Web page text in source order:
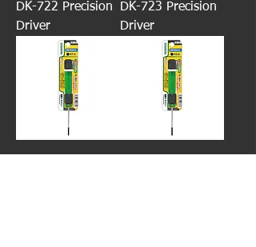
DK-722 Precision
Driver
DK-723 Precision
Driver